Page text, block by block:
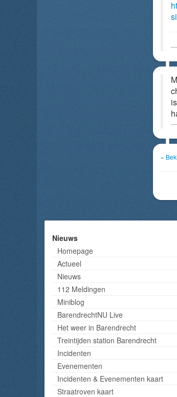
«
Nieuws
Homepage
Actueel
Nieuws
112 Meldingen
Miniblog
BarendrechtNU Live
Het weer in Barendrecht
Treintijden station Barendrecht
Incidenten
Evenementen
Incidenten & Evenementen kaart
Straatroven kaart